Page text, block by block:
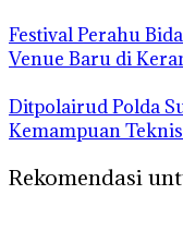
Festival Perahu
Venue Baru di
Ditpolairud Polda
Kemampuan
Rekomendasi